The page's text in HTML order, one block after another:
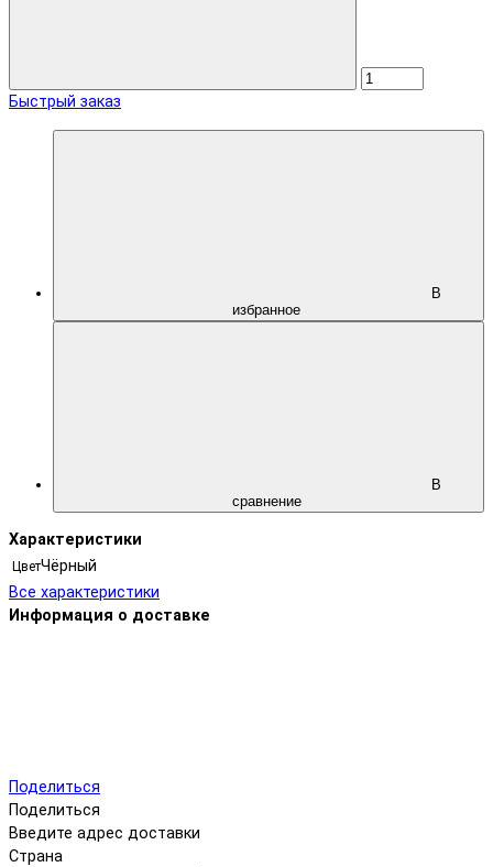
Быстрый заказ
В
избранное
В
сравнение
Характеристики
ЦветЧёрный
Все характеристики
Информация о доставке
Поделиться
Поделиться
Введите адрес доставки
Страна